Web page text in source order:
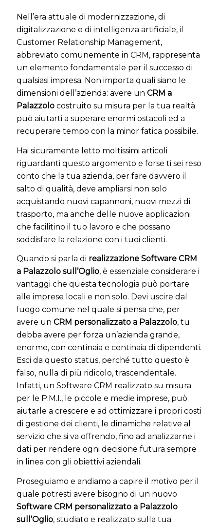
Nell’era attuale di modernizzazione, di
digitalizzazione e di intelligenza artificiale, il
Customer Relationship Management,
abbreviato comunemente in CRM, rappresenta
un elemento fondamentale per il successo di
qualsiasi impresa. Non importa quali siano le
dimensioni dell’azienda: avere un CRM a
Palazzolocostruito su misura per la tua realtà
può aiutarti a superare enormi ostacoli ed a
recuperare tempo con la minor fatica possibile.
Hai sicuramente letto moltissimi articoli
riguardanti questo argomento e forse ti sei reso
conto che la tua azienda, per fare davvero il
salto di qualità, deve ampliarsi non solo
acquistando nuovi capannoni, nuovi mezzi di
trasporto, ma anche delle nuove applicazioni
che facilitino il tuo lavoro e che possano
soddisfare la relazione con i tuoi clienti.
Quando si parla di realizzazione Software CRM
a Palazzolo sull’Oglio, è essenziale considerare i
vantaggi che questa tecnologia può portare
alle imprese locali e non solo. Devi uscire dal
luogo comune nel quale si pensa che, per
avere un CRM personalizzato a Palazzolo, tu
debba avere per forza un’azienda grande,
enorme, con centinaia e centinaia di dipendenti.
Esci da questo status, perché tutto questo è
falso, nulla di più ridicolo, trascendentale.
Infatti, un Software CRM realizzato su misura
per le P.M.I., le piccole e medie imprese, può
aiutarle a crescere e ad ottimizzare i propri costi
di gestione dei clienti, le dinamiche relative al
servizio che si va offrendo, fino ad analizzarne i
dati per rendere ogni decisione futura sempre
in linea con gli obiettivi aziendali.
Proseguiamo e andiamo a capire il motivo per il
quale potresti avere bisogno di un nuovo
Software CRM personalizzato a Palazzolo
sull’Oglio, studiato e realizzato sulla tua